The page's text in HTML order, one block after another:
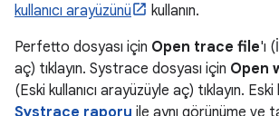
kullanıcı arayüzünü
kullanın.
Perfetto dosyası için Open trace file'ı
aç) tıklayın. Systrace dosyası için Open
(Eski kullanıcı arayüzüyle aç) tıklayın. Eski
Systrace raporu ile aynı görünüme ve